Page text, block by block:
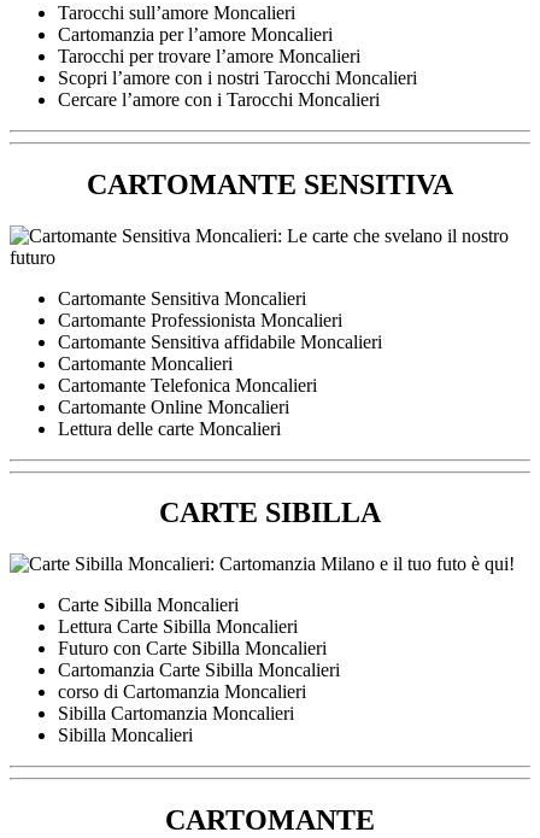
Tarocchi sull’amore Moncalieri
Cartomanzia per l’amore Moncalieri
Tarocchi per trovare l’amore Moncalieri
Scopri l’amore con i nostri Tarocchi Moncalieri
Cercare l’amore con i Tarocchi Moncalieri
CARTOMANTE SENSITIVA
Cartomante Sensitiva Moncalieri
Cartomante Professionista Moncalieri
Cartomante Sensitiva affidabile Moncalieri
Cartomante Moncalieri
Cartomante Telefonica Moncalieri
Cartomante Online Moncalieri
Lettura delle carte Moncalieri
CARTE SIBILLA
Carte Sibilla Moncalieri
Lettura Carte Sibilla Moncalieri
Futuro con Carte Sibilla Moncalieri
Cartomanzia Carte Sibilla Moncalieri
corso di Cartomanzia Moncalieri
Sibilla Cartomanzia Moncalieri
Sibilla Moncalieri
CARTOMANTE